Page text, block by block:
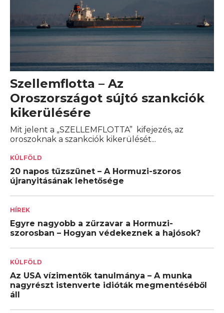
Szellemflotta – Az
Oroszországot sújtó szankciók
kikerülésére
Mit jelent a „SZELLEMFLOTTA” kifejezés, az
oroszoknak a szankciók kikerülését...
KÜLFÖLD
20 napos tűzszünet – A Hormuzi-szoros
újranyitásának lehetősége
HÍREK
Egyre nagyobb a zűrzavar a Hormuzi-
szorosban – Hogyan védekeznek a hajósok?
KÜLFÖLD
Az USA vízimentők tanulmánya – A munka
nagyrészt istenverte idióták megmentéséből
áll